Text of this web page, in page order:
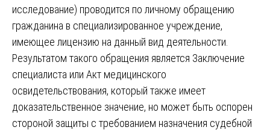
исследование) проводится по личному обращению
гражданина в специализированное учреждение,
имеющее лицензию на данный вид деятельности.
Результатом такого обращения является Заключение
специалиста или Акт медицинского
освидетельствования, который также имеет
доказательственное значение, но может быть оспорен
стороной защиты с требованием назначения судебной